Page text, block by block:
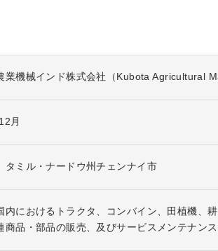
業機械インド株式会社（Kubota Agricultural
月
ミル・ナードウ州チェンナイ市
内におけるトラクタ、コンバイン、田植機、
商品・部品の販売、及びサービスメンテナンス